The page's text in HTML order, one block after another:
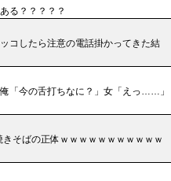
る？？？？？
コしたら注意の電話掛かってきた結
「今の舌打ちなに？」女「えっ……」
そばの正体ｗｗｗｗｗｗｗｗｗｗｗ